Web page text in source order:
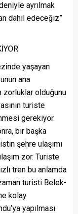
ayrılmak
dahil edeceğiz”
yaşayan
ana
zorluklar olduğunu
turiste
gerekiyor.
bir başka
şehre ulaşımı
zor. Turiste
tren bu anlamda
turisti Belek-
kolay
yapılması